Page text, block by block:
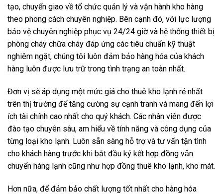
tạo, chuyển giao về tổ chức quản lý và vận hành kho hàng
theo phong cách chuyên nghiệp. Bên cạnh đó, với lực lượng
bảo vệ chuyên nghiệp phục vụ 24/24 giờ và hệ thống thiết bị
phòng cháy chữa cháy đáp ứng các tiêu chuẩn kỹ thuật
nghiêm ngặt, chúng tôi luôn đảm bảo hàng hóa của khách
hàng luôn được lưu trữ trong tình trạng an toàn nhất.
Đơn vị sẽ áp dụng một mức giá cho thuê kho lạnh rẻ nhất
trên thị trường để tăng cường sự cạnh tranh và mang đến lợi
ích tài chính cao nhất cho quý khách. Các nhân viên được
đào tạo chuyên sâu, am hiểu về tính năng và công dụng của
từng loại kho lạnh. Luôn sẵn sàng hỗ trợ và tư vấn tận tình
cho khách hàng trước khi bắt đầu ký kết hợp đồng vận
chuyển hàng lạnh cũng như hợp đồng thuê kho lạnh, kho mát.
Hơn nữa, để đảm bảo chất lượng tốt nhất cho hàng hóa